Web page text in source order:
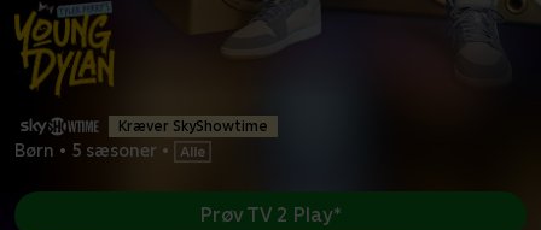
Kræver SkyShowtime
Børn • 5 sæsoner •
Prøv TV 2 Play*